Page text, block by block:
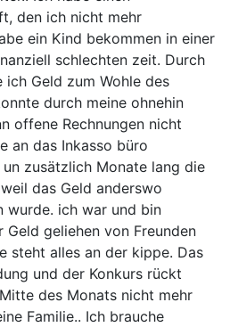
den ich nicht mehr
ein Kind bekommen in einer
schlechten zeit. Durch
Geld zum Wohle des
durch meine ohnehin
offene Rechnungen nicht
an das Inkasso büro
zusätzlich Monate lang die
das Geld anderswo
wurde. ich war und bin
geliehen von Freunden
steht alles an der kippe. Das
und der Konkurs rückt
des Monats nicht mehr
Familie.. Ich brauche